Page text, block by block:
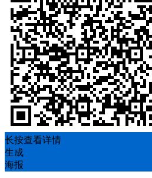
长按查看详情
生成
海报